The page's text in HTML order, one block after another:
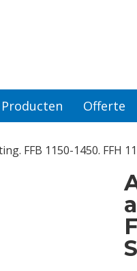
Producten Offerte
FFB 1150-1450. FFH